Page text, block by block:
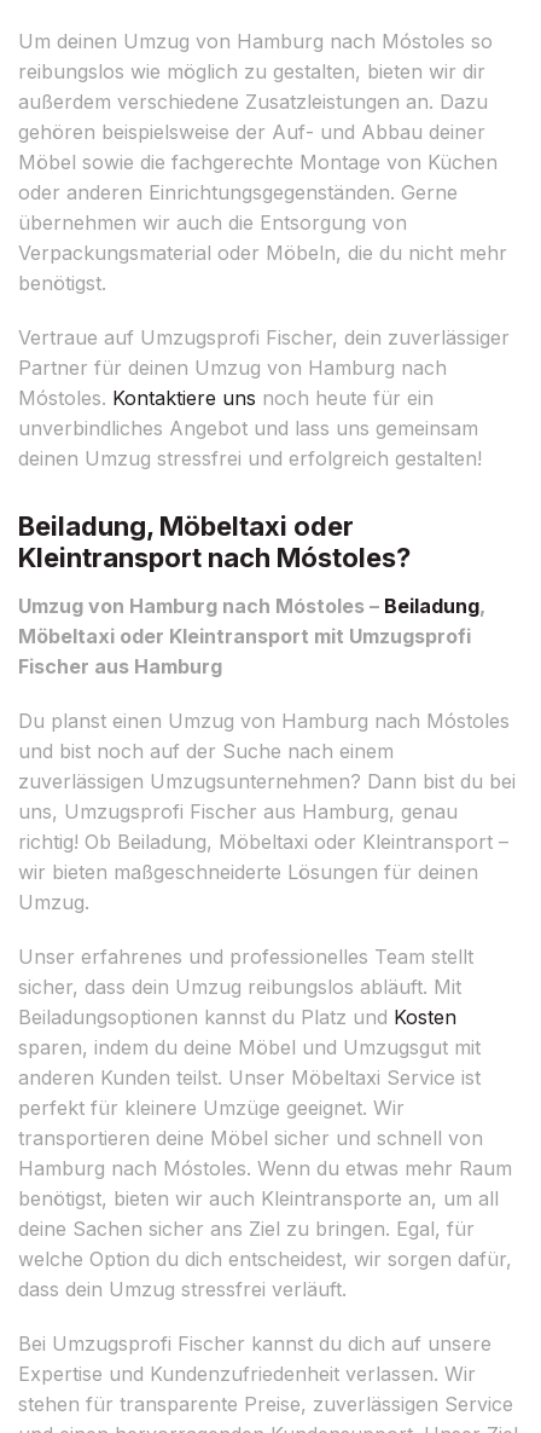
Um deinen Umzug von Hamburg nach Móstoles so
reibungslos wie möglich zu gestalten, bieten wir dir
außerdem verschiedene Zusatzleistungen an. Dazu
gehören beispielsweise der Auf- und Abbau deiner
Möbel sowie die fachgerechte Montage von Küchen
oder anderen Einrichtungsgegenständen. Gerne
übernehmen wir auch die Entsorgung von
Verpackungsmaterial oder Möbeln, die du nicht mehr
benötigst.
Vertraue auf Umzugsprofi Fischer, dein zuverlässiger
Partner für deinen Umzug von Hamburg nach
Móstoles. Kontaktiere uns noch heute für ein
unverbindliches Angebot und lass uns gemeinsam
deinen Umzug stressfrei und erfolgreich gestalten!
Beiladung, Möbeltaxi oder
Kleintransport nach Móstoles?
Umzug von Hamburg nach Móstoles – Beiladung,
Möbeltaxi oder Kleintransport mit Umzugsprofi
Fischer aus Hamburg
Du planst einen Umzug von Hamburg nach Móstoles
und bist noch auf der Suche nach einem
zuverlässigen Umzugsunternehmen? Dann bist du bei
uns, Umzugsprofi Fischer aus Hamburg, genau
richtig! Ob Beiladung, Möbeltaxi oder Kleintransport –
wir bieten maßgeschneiderte Lösungen für deinen
Umzug.
Unser erfahrenes und professionelles Team stellt
sicher, dass dein Umzug reibungslos abläuft. Mit
Beiladungsoptionen kannst du Platz und Kosten
sparen, indem du deine Möbel und Umzugsgut mit
anderen Kunden teilst. Unser Möbeltaxi Service ist
perfekt für kleinere Umzüge geeignet. Wir
transportieren deine Möbel sicher und schnell von
Hamburg nach Móstoles. Wenn du etwas mehr Raum
benötigst, bieten wir auch Kleintransporte an, um all
deine Sachen sicher ans Ziel zu bringen. Egal, für
welche Option du dich entscheidest, wir sorgen dafür,
dass dein Umzug stressfrei verläuft.
Bei Umzugsprofi Fischer kannst du dich auf unsere
Expertise und Kundenzufriedenheit verlassen. Wir
stehen für transparente Preise, zuverlässigen Service